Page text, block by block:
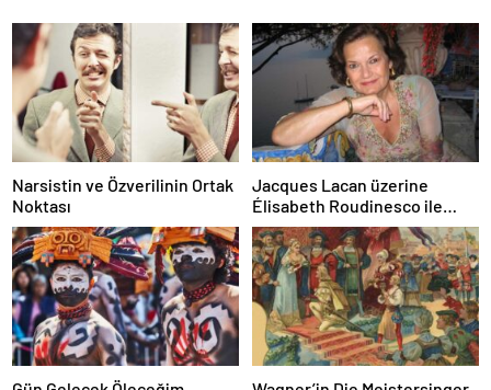
Narsistin ve Özverilinin Ortak
Noktası
Jacques Lacan üzerine
Élisabeth Roudinesco ile
Röportaj